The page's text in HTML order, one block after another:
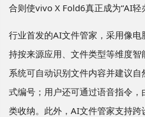
合则使vivo X Fold6真正成为“AI轻
行业首发的AI文件管家，采用像
持按来源应用、文件类型等维度智
系统可自动识别文件内容并建议
式编号；用户还可通过语音指令
类收纳。此外，AI文件管家支持跨